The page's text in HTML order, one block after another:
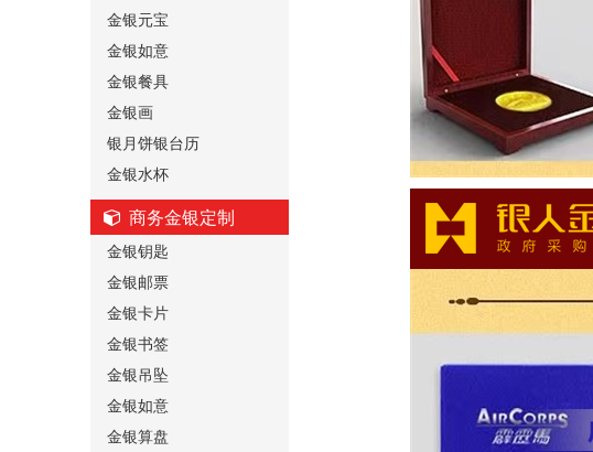
金银元宝
金银如意
金银餐具
金银画
银月饼银台历
金银水杯
商务金银定制
金银钥匙
金银邮票
金银卡片
金银书签
金银吊坠
金银如意
金银算盘